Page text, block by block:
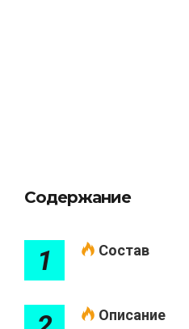
Содержание
1 Состав
Описание